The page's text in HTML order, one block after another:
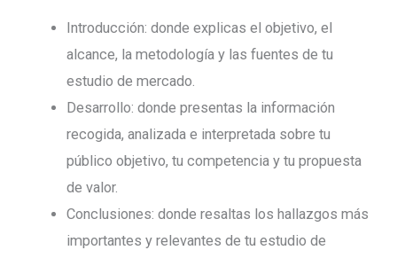
Introducción: donde explicas el objetivo, el
alcance, la metodología y las fuentes de tu
estudio de mercado.
Desarrollo: donde presentas la información
recogida, analizada e interpretada sobre tu
público objetivo, tu competencia y tu propuesta
de valor.
Conclusiones: donde resaltas los hallazgos más
importantes y relevantes de tu estudio de